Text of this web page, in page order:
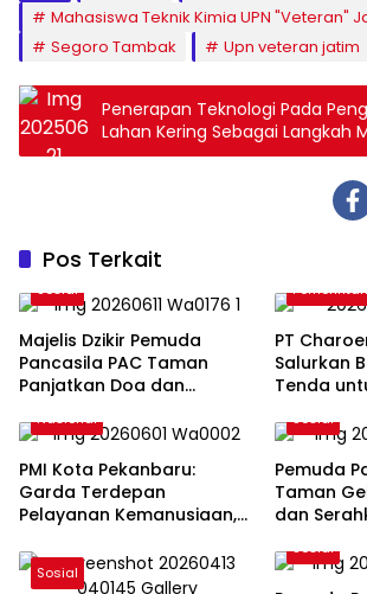
Mahasiswa Teknik Kimia UPN "Veteran"
Segoro Tambak
Upn veteran jatim
Penerapan Teknologi Pada
Lahan Kering Sebagai Langkah
Pangan Global 2050
Pos Terkait
Sosial
Majelis Dzikir Pemuda
Pancasila PAC Taman
Panjatkan Doa dan
Tahun untuk Ketua MPC
Pemuda Pancasila Sidoarjo
Pemerintah
PT
Salurkan
Tenda
Sinergi
Masyarakat
Nasional
PMI Kota Pekanbaru:
Garda Terdepan
Pelayanan Kemanusiaan,
Penanggulangan Bencana
Sosial
Pemuda
Taman
dan
Organisasi
Sosial
Sosial